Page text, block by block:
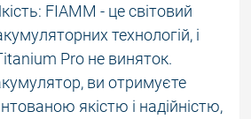
FIAMM - це світовий
технологій, і
Pro не виняток.
ви отримуєте
якістю і надійністю,